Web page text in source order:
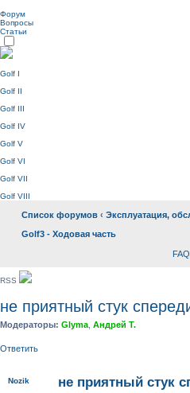
Форум
Вопросы
Статьи
Golf I
Golf II
Golf III
Golf IV
Golf V
Golf VI
Golf VII
Golf VIII
Список форумов ‹ Эксплуатация,
Golf3 - Ходовая часть
FAQ
RSS
не приятный стук
Модераторы: Glyma Андрей Т.
Ответить
не приятный стук
Nozik